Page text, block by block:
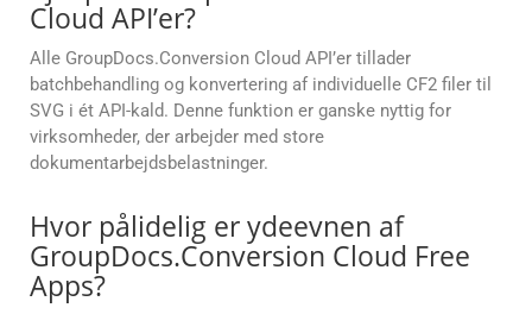
Cloud API’er?
Alle GroupDocs.Conversion Cloud API’er tillader
batchbehandling og konvertering af individuelle CF2 filer til
SVG i ét API-kald. Denne funktion er ganske nyttig for
virksomheder, der arbejder med store
dokumentarbejdsbelastninger.
Hvor pålidelig er ydeevnen af
GroupDocs.Conversion Cloud Free
Apps?